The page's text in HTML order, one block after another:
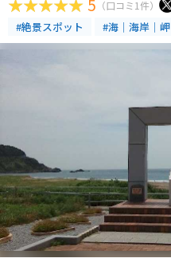
5 （口コミ1件）
#絶景スポット #海｜海岸｜岬